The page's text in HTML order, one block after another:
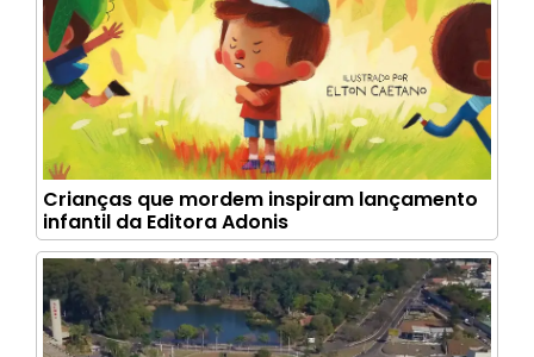
Crianças que mordem inspiram lançamento
infantil da Editora Adonis